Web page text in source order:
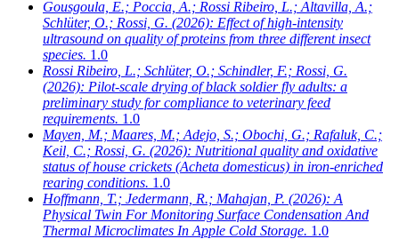
Gousgoula, E.; Poccia, A.; Rossi Ribeiro, L.; Altavilla, A.;
Schlüter, O.; Rossi, G. (2026): Effect of high-intensity
ultrasound on quality of proteins from three different insect
species. 1.0
Rossi Ribeiro, L.; Schlüter, O.; Schindler, F.; Rossi, G.
(2026): Pilot-scale drying of black soldier fly adults: a
preliminary study for compliance to veterinary feed
requirements. 1.0
Mayen, M.; Maares, M.; Adejo, S.; Obochi, G.; Rafaluk, C.;
Keil, C.; Rossi, G. (2026): Nutritional quality and oxidative
status of house crickets (Acheta domesticus) in iron-enriched
rearing conditions. 1.0
Hoffmann, T.; Jedermann, R.; Mahajan, P. (2026): A
Physical Twin For Monitoring Surface Condensation And
Thermal Microclimates In Apple Cold Storage. 1.0